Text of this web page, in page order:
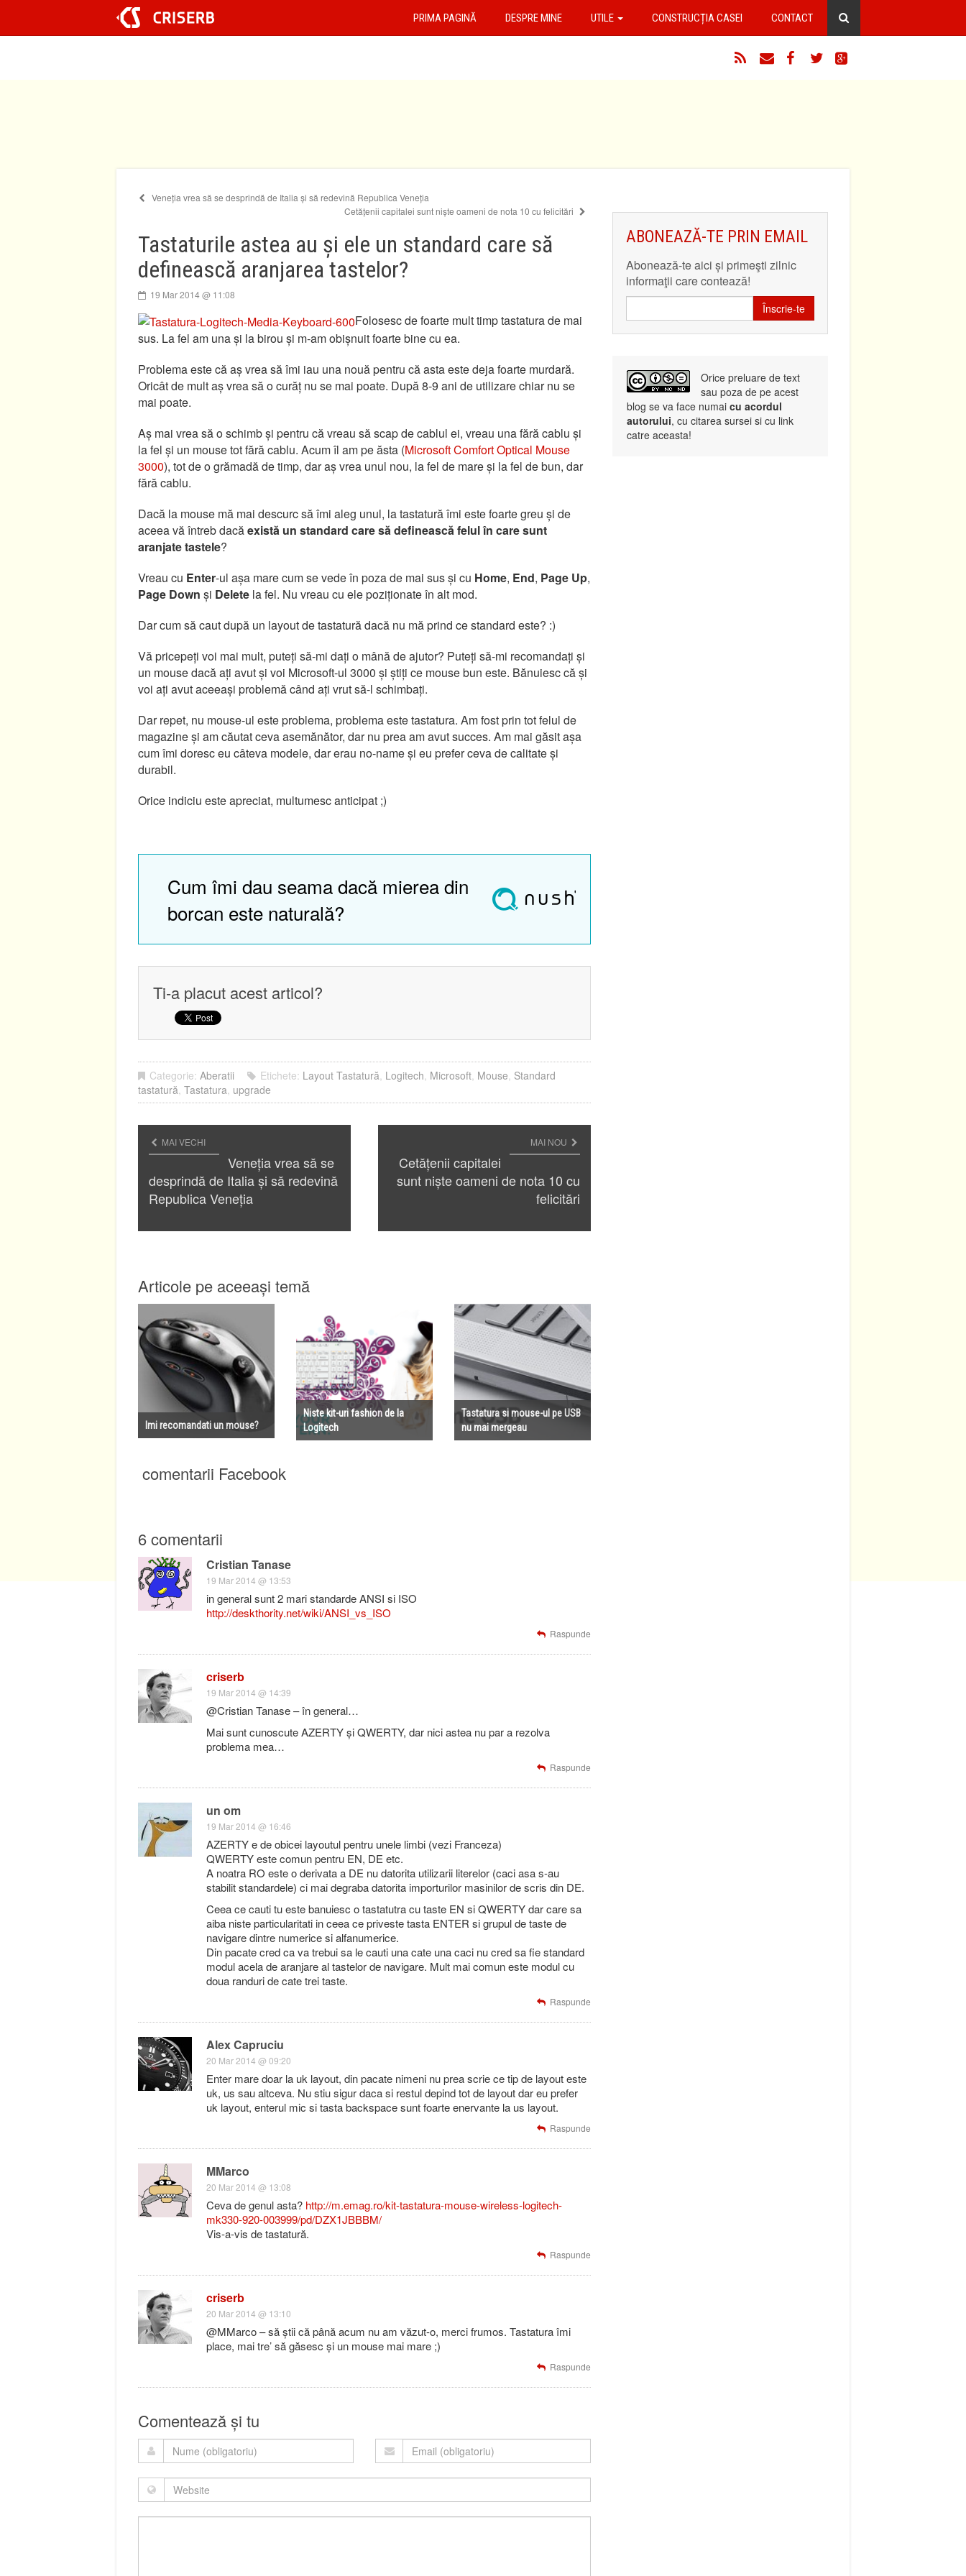
conținut
PRIMA PAGINĂ DESPRE MINE UTILE CONSTRUCȚIA CASEI CONTACT
Veneția vrea să se desprindă de Italia și să redevină Republica Veneția
Cetățenii capitalei sunt niște oameni de nota 10 cu felicitări
Tastaturile astea au și ele un standard care să
definească aranjarea tastelor?
19 Mar 2014 @ 11:08
Folosesc de foarte mult timp tastatura de mai
sus. La fel am una și la birou și m-am obișnuit foarte bine cu ea.
Problema este că aș vrea să îmi iau una nouă pentru că asta este deja foarte murdară.
Oricât de mult aș vrea să o curăț nu se mai poate. După 8-9 ani de utilizare chiar nu se
mai poate.
Aș mai vrea să o schimb și pentru că vreau să scap de cablul ei, vreau una fără cablu și
la fel și un mouse tot fără cablu. Acum îl am pe ăsta (Microsoft Comfort Optical Mouse
3000), tot de o grămadă de timp, dar aș vrea unul nou, la fel de mare și la fel de bun, dar
fără cablu.
Dacă la mouse mă mai descurc să îmi aleg unul, la tastatură îmi este foarte greu și de
aceea vă întreb dacăexistă un standard care să definească felul în care sunt
aranjate tastele?
Vreau cu Enter-ul așa mare cum se vede în poza de mai sus și cu Home, End, Page Up,
Page Down și Delete la fel. Nu vreau cu ele poziționate în alt mod.
Dar cum să caut după un layout de tastatură dacă nu mă prind ce standard este? :)
Vă pricepeți voi mai mult, puteți să-mi dați o mână de ajutor? Puteți să-mi recomandați și
un mouse dacă ați avut și voi Microsoft-ul 3000 și știți ce mouse bun este. Bănuiesc că și
voi ați avut aceeași problemă când ați vrut să-l schimbați.
Dar repet, nu mouse-ul este problema, problema este tastatura. Am fost prin tot felul de
magazine și am căutat ceva asemănător, dar nu prea am avut succes. Am mai găsit așa
cum îmi doresc eu câteva modele, dar erau no-name și eu prefer ceva de calitate și
durabil.
Orice indiciu este apreciat, multumesc anticipat ;)
Cum îmi dau seama dacă mierea din
borcan este naturală?
Ti-a placut acest articol?
Categorie: Aberatii Etichete: Layout Tastatură, Logitech, Microsoft, Mouse, Standard
tastatură, Tastatura, upgrade
MAI VECHI
Veneția vrea să se
desprindă de Italia și să redevină
Republica Veneția
MAI NOU
Cetățenii capitalei
sunt niște oameni de nota 10 cu
felicitări
Articole pe aceeași temă
Imi recomandati un mouse?
Niste kit-uri fashion de la
Logitech
Tastatura si mouse-ul pe USB
nu mai mergeau
comentarii Facebook
6 comentarii
Cristian Tanase
19 Mar 2014 @ 13:53
in general sunt 2 mari standarde ANSI si ISO
http://deskthority.net/wiki/ANSI_vs_ISO
Raspunde
criserb
19 Mar 2014 @ 14:39
@Cristian Tanase – în general…
Mai sunt cunoscute AZERTY și QWERTY, dar nici astea nu par a rezolva
problema mea…
Raspunde
un om
19 Mar 2014 @ 16:46
AZERTY e de obicei layoutul pentru unele limbi (vezi Franceza)
QWERTY este comun pentru EN, DE etc.
A noatra RO este o derivata a DE nu datorita utilizarii literelor (caci asa s-au
stabilit standardele) ci mai degraba datorita importurilor masinilor de scris din DE.
Ceea ce cauti tu este banuiesc o tastatutra cu taste EN si QWERTY dar care sa
aiba niste particularitati in ceea ce priveste tasta ENTER si grupul de taste de
navigare dintre numerice si alfanumerice.
Din pacate cred ca va trebui sa le cauti una cate una caci nu cred sa fie standard
modul acela de aranjare al tastelor de navigare. Mult mai comun este modul cu
doua randuri de cate trei taste.
Raspunde
Alex Capruciu
20 Mar 2014 @ 09:20
Enter mare doar la uk layout, din pacate nimeni nu prea scrie ce tip de layout este
uk, us sau altceva. Nu stiu sigur daca si restul depind tot de layout dar eu prefer
uk layout, enterul mic si tasta backspace sunt foarte enervante la us layout.
Raspunde
MMarco
20 Mar 2014 @ 13:08
Ceva de genul asta? http://m.emag.ro/kit-tastatura-mouse-wireless-logitech-
mk330-920-003999/pd/DZX1JBBBM/
Vis-a-vis de tastatură.
Raspunde
criserb
20 Mar 2014 @ 13:10
@MMarco – să știi că până acum nu am văzut-o, merci frumos. Tastatura îmi
place, mai tre’ să găsesc și un mouse mai mare ;)
Raspunde
Comentează și tu
ABONEAZĂ-TE PRIN EMAIL
Abonează-te aici și primeşti zilnic
informaţii care contează!
Înscrie-te
Orice preluare de text
sau poza de pe acest
blog se va face numai cu acordul
autorului, cu citarea sursei si cu link
catre aceasta!